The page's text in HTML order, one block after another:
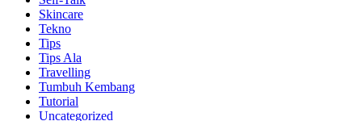
Skincare
Tekno
Tips
Tips Ala
Travelling
Tumbuh Kembang
Tutorial
Uncategorized